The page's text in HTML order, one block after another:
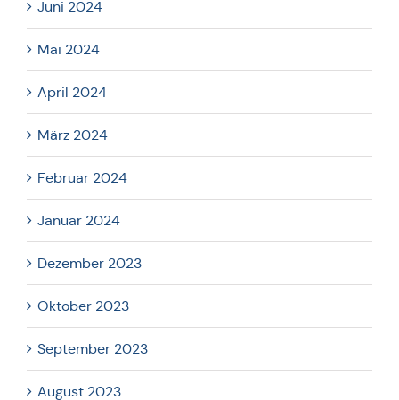
Juni 2024
Mai 2024
April 2024
März 2024
Februar 2024
Januar 2024
Dezember 2023
Oktober 2023
September 2023
August 2023